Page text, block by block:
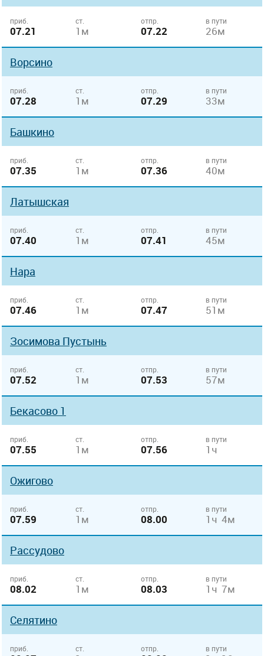
приб.
07.21
ст.
1м
отпр.
07.22
в пути
26м
Ворсино
приб.
07.28
ст.
1м
отпр.
07.29
в пути
33м
Башкино
приб.
07.35
ст.
1м
отпр.
07.36
в пути
40м
Латышская
приб.
07.40
ст.
1м
отпр.
07.41
в пути
45м
Нара
приб.
07.46
ст.
1м
отпр.
07.47
в пути
51м
Зосимова Пустынь
приб.
07.52
ст.
1м
отпр.
07.53
в пути
57м
Бекасово 1
приб.
07.55
ст.
1м
отпр.
07.56
в пути
1ч
Ожигово
приб.
07.59
ст.
1м
отпр.
08.00
в пути
1ч 4м
Рассудово
приб.
08.02
ст.
1м
отпр.
08.03
в пути
1ч 7м
Селятино
приб. ст. отпр. в пути